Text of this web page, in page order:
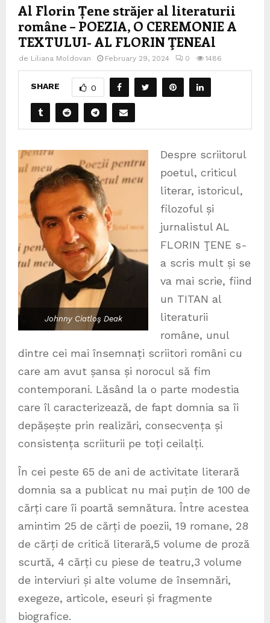
Al Florin Țene străjer al literaturii
române – POEZIA, O CEREMONIE A
TEXTULUI- AL FLORIN ŢENEAl
de Liliana Moldovan February 29, 2024 0 1486
SHARE 0
Johnny Ciatloş Deak
Despre scriitorul
poetul, criticul
literar, istoricul,
filozoful și
jurnalistul AL
FLORIN ŢENE s-
a scris mult și se
va mai scrie, fiind
un TITAN al
literaturii
române, unul
dintre cei mai însemnați scriitori români cu
care am avut șansa și norocul să fim
contemporani. Lăsând la o parte modestia
care îl caracterizează, de fapt domnia sa îi
depășește prin realizări, consecvența și
consistența scriiturii pe toți ceilalți.
În cei peste 65 de ani de activitate literară
domnia sa a publicat nu mai puțin de 100 de
cărți care îi poartă semnătura. Între acestea
amintim 25 de cărți de poezii, 19 romane, 28
de cărți de critică literară,5 volume de proză
scurtă, 4 cărți cu piese de teatru,3 volume
de interviuri și alte volume de însemnări,
exegeze, articole, eseuri și fragmente
biografice.